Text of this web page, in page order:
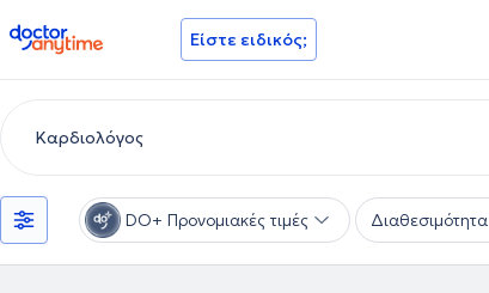
doctoranytime Είστε ειδικός;
DO+ Προνομιακές τιμές Διαθεσιμότητα